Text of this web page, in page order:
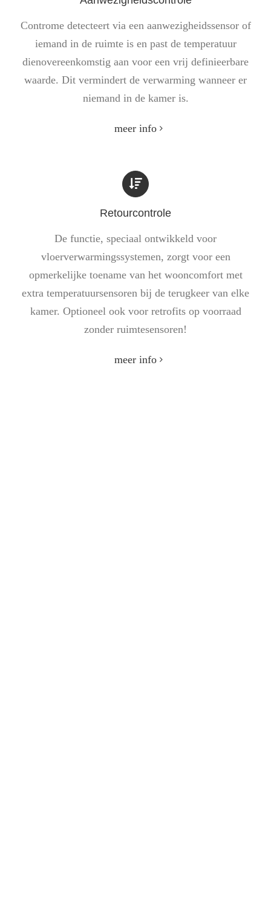
Controme detecteert via een aanwezigheidssensor of
iemand in de ruimte is en past de temperatuur
dienovereenkomstig aan voor een vrij definieerbare
waarde. Dit vermindert de verwarming wanneer er
niemand in de kamer is.
meer info
Retourcontrole
De functie, speciaal ontwikkeld voor
vloerverwarmingssystemen, zorgt voor een
opmerkelijke toename van het wooncomfort met
extra temperatuursensoren bij de terugkeer van elke
kamer. Optioneel ook voor retrofits op voorraad
zonder ruimtesensoren!
meer info